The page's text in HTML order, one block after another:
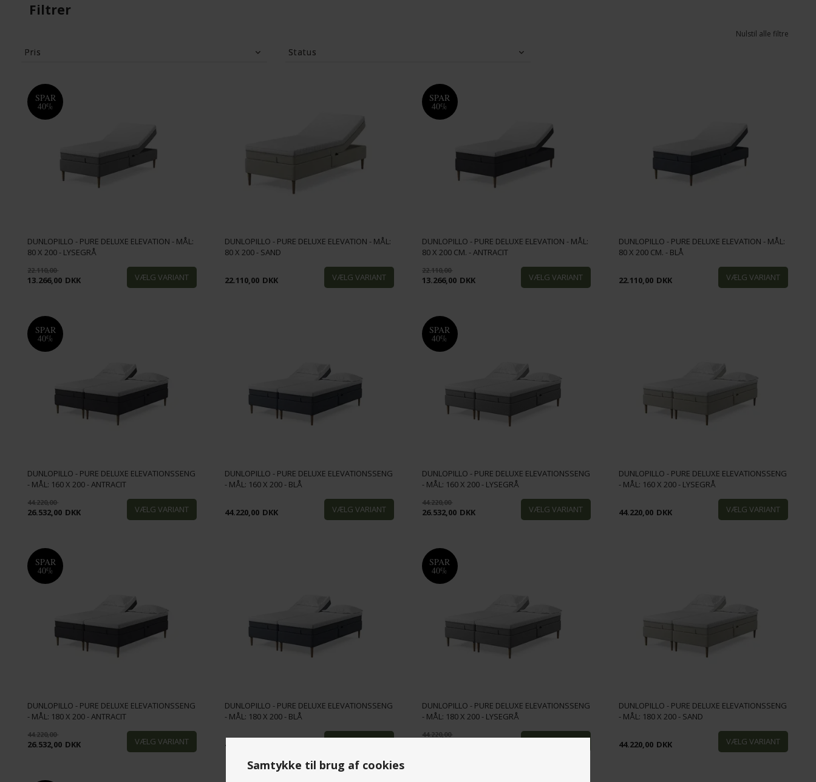
Samtykke til brug af cookies
Filtrer
Nulstil alle filtre
Pris Status
SPAR
40%
DUNLOPILLO - PURE DELUXE ELEVATION - MÅL:
80 X 200 - LYSEGRÅ
22.110,00
13.266,00 DKK
DUNLOPILLO - PURE DELUXE ELEVATION - MÅL:
80 X 200 - SAND
22.110,00 DKK
SPAR
40%
DUNLOPILLO - PURE DELUXE ELEVATION - MÅL:
80 X 200 CM. - ANTRACIT
22.110,00
13.266,00 DKK
DUNLOPILLO - PURE DELUXE ELEVATION - MÅL:
80 X 200 CM. - BLÅ
22.110,00 DKK
SPAR
40%
DUNLOPILLO - PURE DELUXE ELEVATIONSSENG
- MÅL: 160 X 200 - ANTRACIT
44.220,00
26.532,00 DKK
DUNLOPILLO - PURE DELUXE ELEVATIONSSENG
- MÅL: 160 X 200 - BLÅ
44.220,00 DKK
SPAR
40%
DUNLOPILLO - PURE DELUXE ELEVATIONSSENG
- MÅL: 160 X 200 - LYSEGRÅ
44.220,00
26.532,00 DKK
DUNLOPILLO - PURE DELUXE ELEVATIONSSENG
- MÅL: 160 X 200 - LYSEGRÅ
44.220,00 DKK
SPAR
40%
DUNLOPILLO - PURE DELUXE ELEVATIONSSENG
- MÅL: 180 X 200 - ANTRACIT
44.220,00
26.532,00 DKK
DUNLOPILLO - PURE DELUXE ELEVATIONSSENG
- MÅL: 180 X 200 - BLÅ
44.220,00
SPAR
40%
DUNLOPILLO - PURE DELUXE ELEVATIONSSENG
- MÅL: 180 X 200 - LYSEGRÅ
44.220,00
DUNLOPILLO - PURE DELUXE ELEVATIONSSENG
- MÅL: 180 X 200 - SAND
44.220,00 DKK